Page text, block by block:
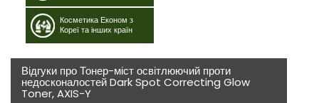
Косметика Економ з
Кореї та інших країн
Відгуки про Тонер-міст освітлюючий проти
недосконалостей Dark Spot Correcting Glow
Toner, AXIS-Y